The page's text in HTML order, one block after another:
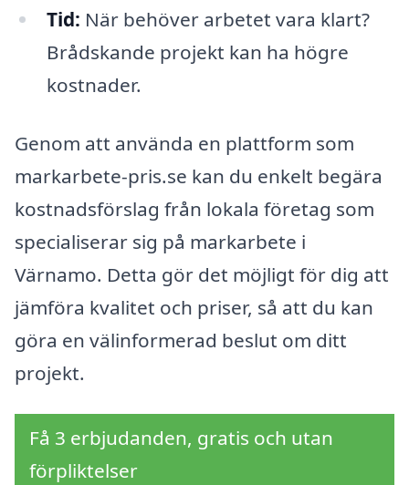
Tid: När behöver arbetet vara klart?
Brådskande projekt kan ha högre
kostnader.
Genom att använda en plattform som
markarbete-pris.se kan du enkelt begära
kostnadsförslag från lokala företag som
specialiserar sig på markarbete i
Värnamo. Detta gör det möjligt för dig att
jämföra kvalitet och priser, så att du kan
göra en välinformerad beslut om ditt
projekt.
Få 3 erbjudanden, gratis och utan
förpliktelser